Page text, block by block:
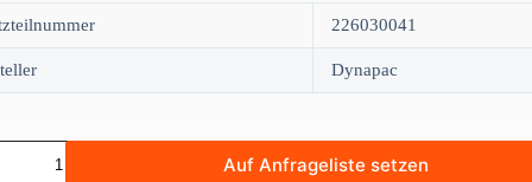
226030041
Dynapac
Auf Anfrageliste setzen